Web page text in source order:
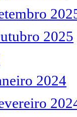
2025
2024